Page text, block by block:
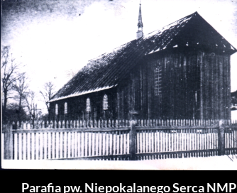
Parafia pw. Niepokalanego Serca NMP